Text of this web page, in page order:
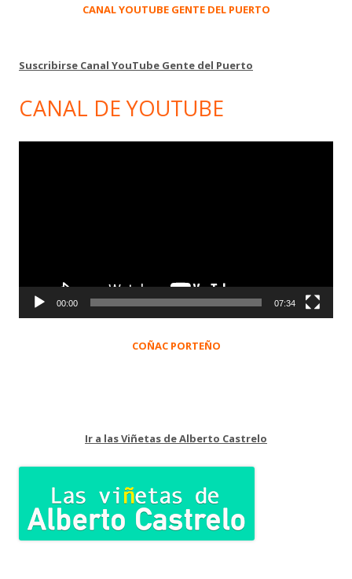
CANAL YOUTUBE GENTE DEL PUERTO
Suscribirse Canal YouTube Gente del Puerto
CANAL DE YOUTUBE
00:00 07:34
COÑAC PORTEÑO
Ir a las Viñetas de Alberto Castrelo